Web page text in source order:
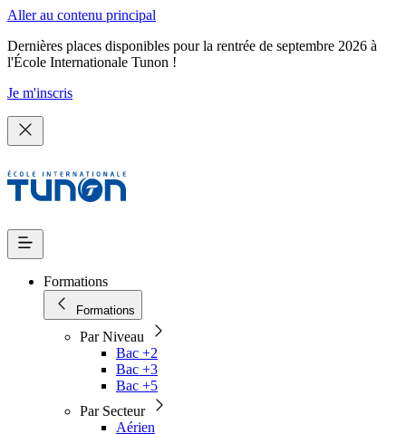
Aller au contenu principal
Dernières places disponibles pour la rentrée de septembre 2026 à
l'École Internationale Tunon !
Je m'inscris
Formations
Formations
Par Niveau
Bac +2
Bac +3
Bac +5
Par Secteur
Aérien